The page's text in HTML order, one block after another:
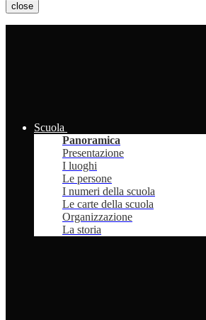
close
Scuola
Panoramica
Presentazione
I luoghi
Le persone
I numeri della scuola
Le carte della scuola
Organizzazione
La storia